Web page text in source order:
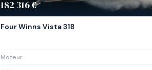
182 316 €
Four Winns Vista 318
Moteur